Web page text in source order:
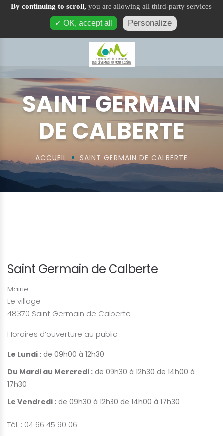
Saint Germain de Calberte
SAINT GERMAIN
DE CALBERTE
ACCUEIL SAINT GERMAIN DE CALBERTE
Saint Germain de Calberte
Mairie
Le village
48370 Saint Germain de Calberte
Horaires d’ouverture au public :
Le Lundi : de 09h00 à 12h30
Du Mardi au Mercredi : de 09h30 à 12h30 de 14h00 à
17h30
Le Vendredi : de 09h30 à 12h30 de 14h00 à 17h30
Tél. : 04 66 45 90 06
By continuing to scroll, you are allowing all third-party services
✓ OK, accept all Personalize